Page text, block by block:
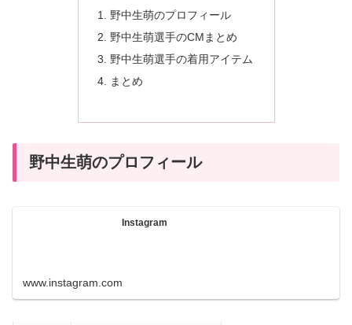
野中生萌のプロフィール
野中生萌選手のCMまとめ
野中生萌選手の着用アイテム
まとめ
野中生萌のプロフィール
Instagram
www.instagram.com